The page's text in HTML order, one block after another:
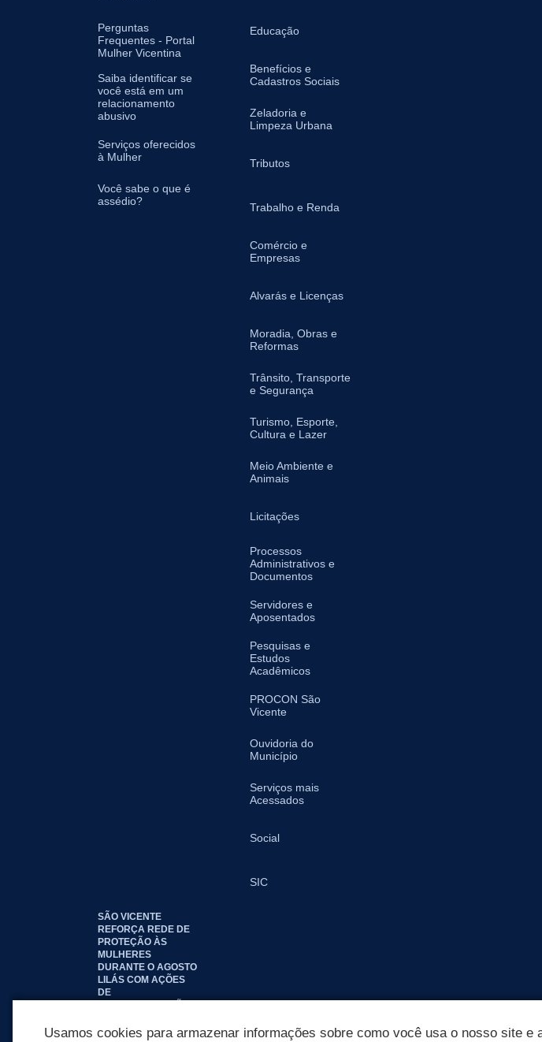
Perguntas
Frequentes - Portal
Mulher Vicentina
Saiba identificar se
você está em um
relacionamento
abusivo
Serviços oferecidos
à Mulher
Você sabe o que é
assédio?
Educação
Benefícios e
Cadastros Sociais
Zeladoria e
Limpeza Urbana
Tributos
Trabalho e Renda
Comércio e
Empresas
Alvarás e Licenças
Moradia, Obras e
Reformas
Trânsito, Transporte
e Segurança
Turismo, Esporte,
Cultura e Lazer
Meio Ambiente e
Animais
Licitações
Processos
Administrativos e
Documentos
Servidores e
Aposentados
Pesquisas e
Estudos
Acadêmicos
PROCON São
Vicente
Ouvidoria do
Município
Serviços mais
Acessados
Social
SIC
SÃO VICENTE
REFORÇA REDE DE
PROTEÇÃO ÀS
MULHERES
DURANTE O AGOSTO
LILÁS COM AÇÕES
DE
Usamos cookies para armazenar informações sobre como você usa o nosso site